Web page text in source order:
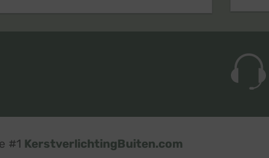
#1 KerstverlichtingBuiten.com